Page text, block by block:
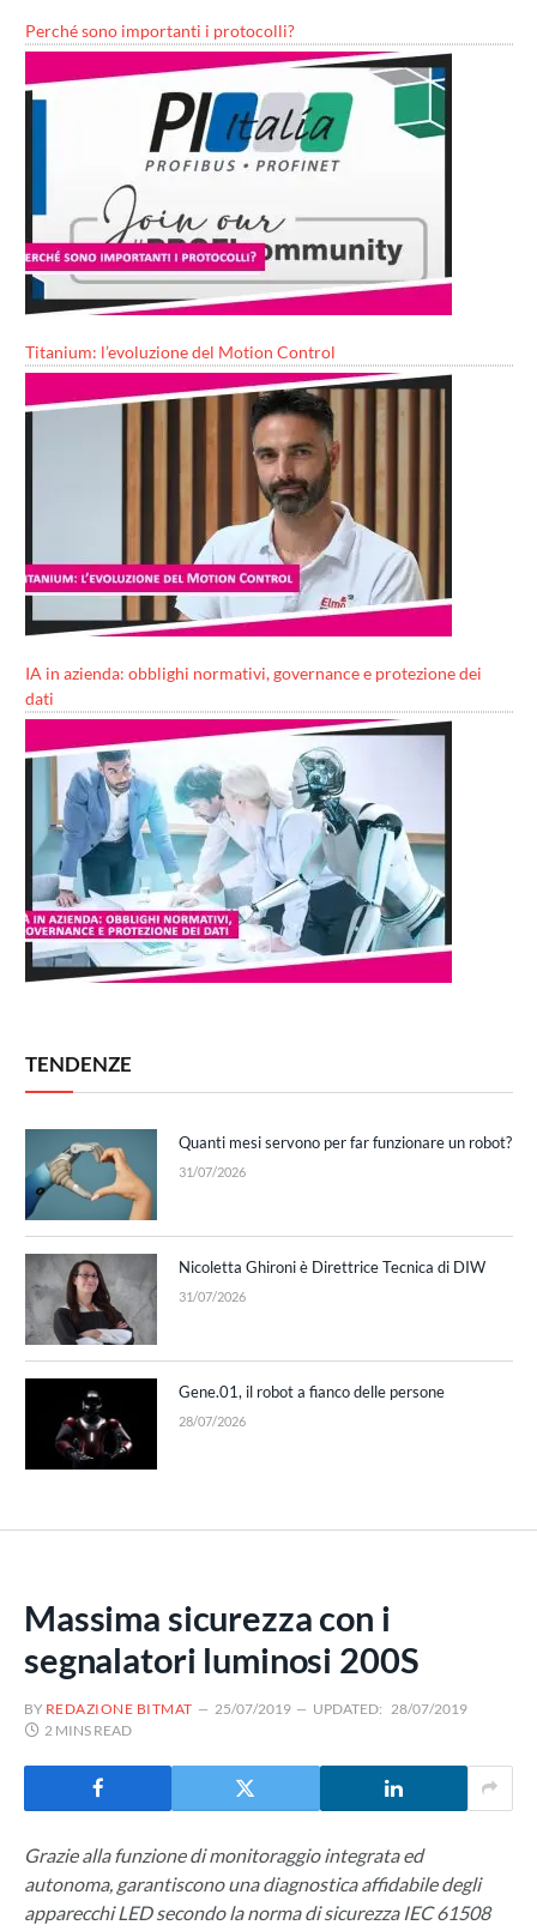
Perché sono importanti i protocolli?
Titanium: l’evoluzione del Motion Control
IA in azienda: obblighi normativi, governance e protezione dei
dati
TENDENZE
Quanti mesi servono per far funzionare un robot?
31/07/2026
Nicoletta Ghironi è Direttrice Tecnica di DIW
31/07/2026
Gene.01, il robot a fianco delle persone
28/07/2026
Massima sicurezza con i
segnalatori luminosi 200S
BY REDAZIONE BITMAT 25/07/2019 UPDATED: 28/07/2019
2 MINS READ
Grazie alla funzione di monitoraggio integrata ed
autonoma, garantiscono una diagnostica affidabile degli
apparecchi LED secondo la norma di sicurezza IEC 61508